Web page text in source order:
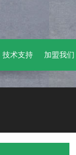
技术支持 加盟我们